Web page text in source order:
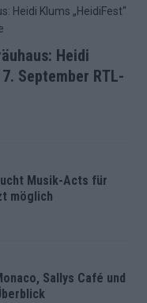
Heidi
September RTL-
Musik-Acts für
möglich
Sallys Café und